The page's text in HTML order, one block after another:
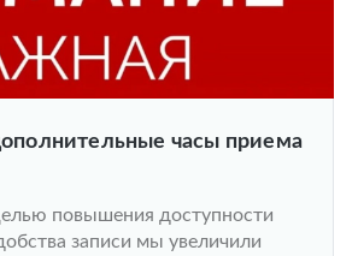
часы приема
повышения доступности
записи мы увеличили